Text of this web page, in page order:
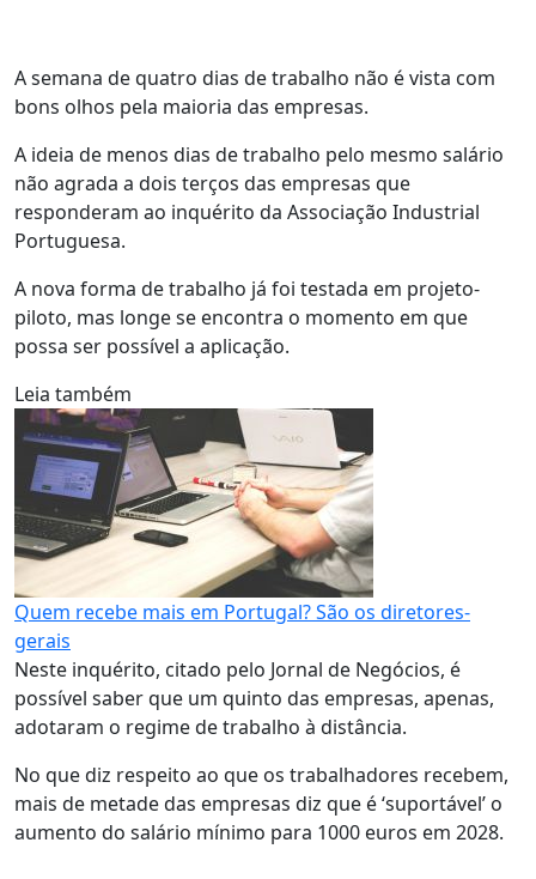
A semana de quatro dias de trabalho não é vista com
bons olhos pela maioria das empresas.
A ideia de menos dias de trabalho pelo mesmo salário
não agrada a dois terços das empresas que
responderam ao inquérito da Associação Industrial
Portuguesa.
A nova forma de trabalho já foi testada em projeto-
piloto, mas longe se encontra o momento em que
possa ser possível a aplicação.
Leia também
Quem recebe mais em Portugal? São os diretores-
gerais
Neste inquérito, citado pelo Jornal de Negócios, é
possível saber que um quinto das empresas, apenas,
adotaram o regime de trabalho à distância.
No que diz respeito ao que os trabalhadores recebem,
mais de metade das empresas diz que é ‘suportável’ o
aumento do salário mínimo para 1000 euros em 2028.